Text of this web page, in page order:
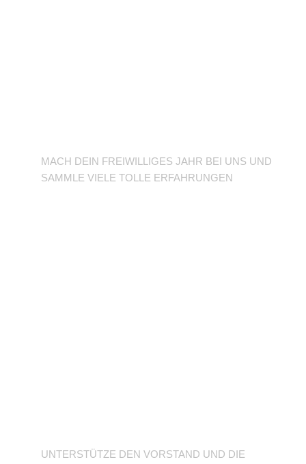
MACH DEIN FREIWILLIGES JAHR BEI UNS UND
SAMMLE VIELE TOLLE ERFAHRUNGEN
UNTERSTÜTZE DEN VORSTAND UND DIE